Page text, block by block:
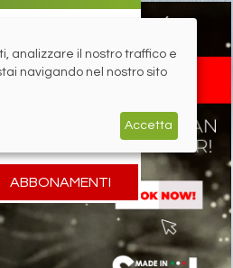
ABBONAMENTI
analizzare il nostro traffico e
navigando nel nostro sito
Accetta